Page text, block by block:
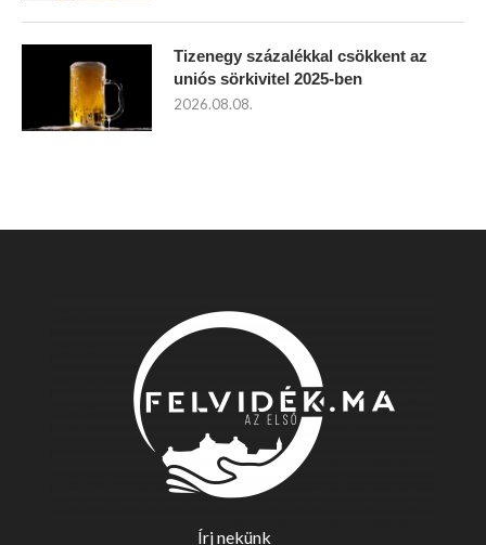
Tizenegy százalékkal csökkent az
uniós sörkivitel 2025-ben
2026.08.08.
Írj nekünk